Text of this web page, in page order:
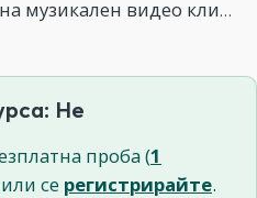
музикален видео клип
Не
проба (1
или се регистрирайте.